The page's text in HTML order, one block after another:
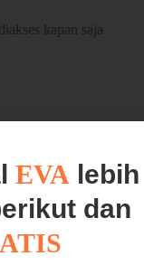
kapan saja
EVA lebih
dan